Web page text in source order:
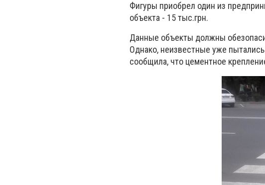
Фигуры приобрел один из
объекта - 15 тыс.грн.
Данные объекты должны
Однако, неизвестные уже
сообщила, что цементное